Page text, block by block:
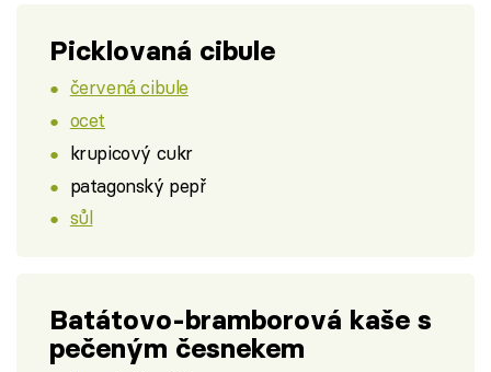
Picklovaná cibule
červená cibule
ocet
krupicový cukr
patagonský pepř
sůl
Batátovo-bramborová kaše s
pečeným česnekem